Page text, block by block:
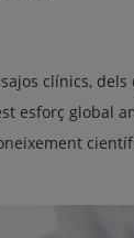
clínics,
esforç global